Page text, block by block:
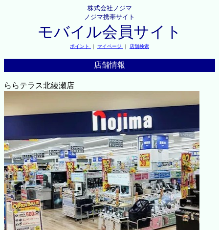
株式会社ノジマ
ノジマ携帯サイト
モバイル会員サイト
ポイント ｜ マイページ ｜ 店舗検索
店舗情報
ららテラス北綾瀬店